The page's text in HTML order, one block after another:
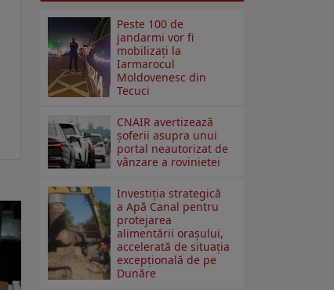
Peste 100 de
jandarmi vor fi
mobilizați la
Iarmarocul
Moldovenesc din
Tecuci
CNAIR avertizează
șoferii asupra unui
portal neautorizat de
vânzare a rovinietei
Investiția strategică
a Apă Canal pentru
protejarea
alimentării orașului,
accelerată de situația
excepțională de pe
Dunăre